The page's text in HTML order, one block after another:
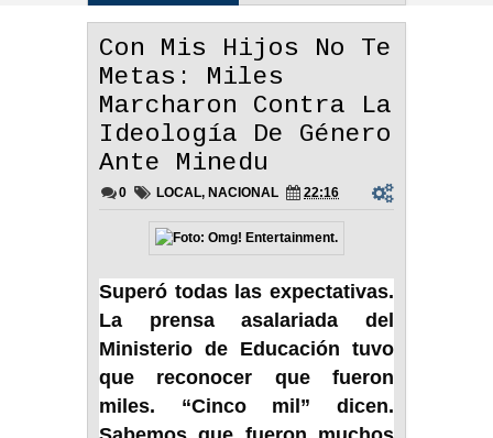
Con Mis Hijos No Te
Metas: Miles
Marcharon Contra La
Ideología De Género
Ante Minedu
0 LOCAL, NACIONAL 22:16
Superó todas las expectativas.
La prensa asalariada del
Ministerio de Educación tuvo
que reconocer que fueron
miles. “Cinco mil” dicen.